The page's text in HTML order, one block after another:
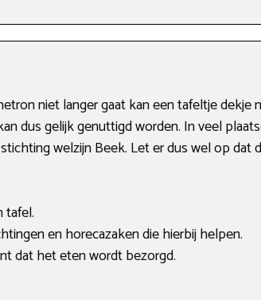
niet langer gaat kan een tafeltje
dus gelijk genuttigd worden. In veel
welzijn Beek. Let er dus wel op dat
tafel.
en horecazaken die hierbij helpen.
dat het eten wordt bezorgd.